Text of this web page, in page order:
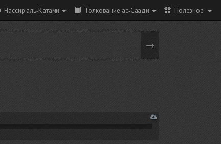
Нассир аль-Катами Толкование ас-Саади Полезное
→